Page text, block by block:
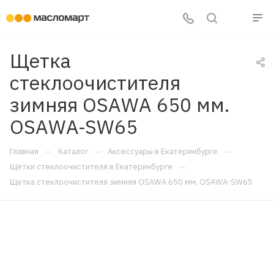
Щетка
стеклоочистителя
зимняя OSAWA 650 мм.
OSAWA-SW65
Главная — Каталог — Аксессуары в Екатеринбурге —
Щётки стеклоочистителя в Екатеринбурге —
Щетка стеклоочистителя зимняя OSAWA 650 мм. OSAWA-SW65